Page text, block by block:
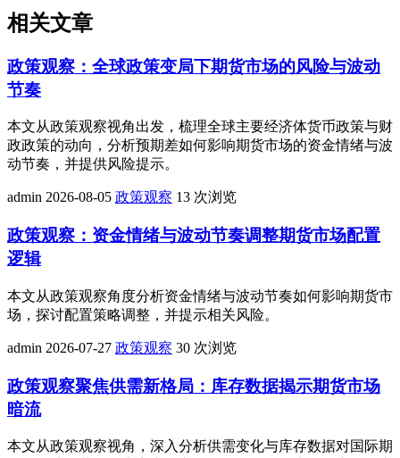
相关文章
政策观察：全球政策变局下期货市场的风险与波动
节奏
本文从政策观察视角出发，梳理全球主要经济体货币政策与财
政政策的动向，分析预期差如何影响期货市场的资金情绪与波
动节奏，并提供风险提示。
admin 2026-08-05 政策观察 13 次浏览
政策观察：资金情绪与波动节奏调整期货市场配置
逻辑
本文从政策观察角度分析资金情绪与波动节奏如何影响期货市
场，探讨配置策略调整，并提示相关风险。
admin 2026-07-27 政策观察 30 次浏览
政策观察聚焦供需新格局：库存数据揭示期货市场
暗流
本文从政策观察视角，深入分析供需变化与库存数据对国际期